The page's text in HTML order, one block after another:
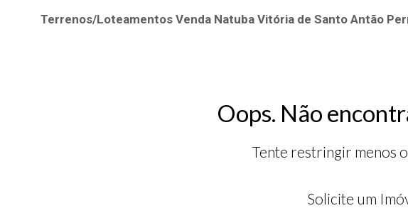
Terrenos/Loteamentos Venda Natuba Vitória de Santo Antão
Oops. Não
Tente restringir menos
Solicite um